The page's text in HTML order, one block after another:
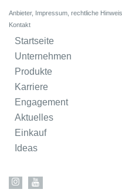
Anbieter, Impressum, rechtliche
Kontakt
Startseite
Unternehmen
Produkte
Karriere
Engagement
Aktuelles
Einkauf
Ideas